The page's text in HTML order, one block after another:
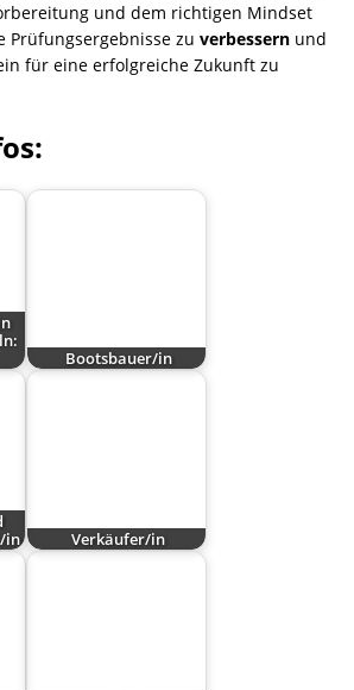
und dem richtigen Mindset
Prüfungsergebnisse zu verbessern und
für eine erfolgreiche Zukunft zu
Bootsbauer/in
in
Verkäufer/in